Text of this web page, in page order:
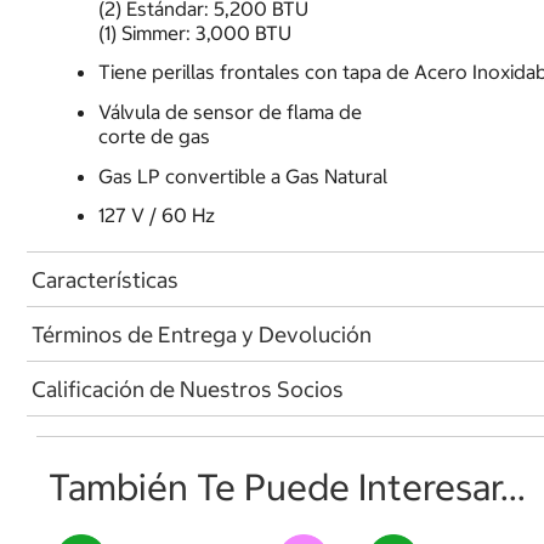
(2) Estándar: 5,200 BTU
(1) Simmer: 3,000 BTU
Tiene perillas frontales con tapa de Acero
Válvula de sensor de flama de
corte de gas
Gas LP convertible a Gas Natural
127 V / 60 Hz
Características
Términos de Entrega y Devolución
Calificación de Nuestros Socios
También Te Puede Interesar...